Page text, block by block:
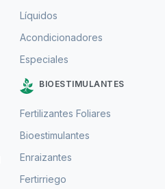
Líquidos
Acondicionadores
Especiales
BIOESTIMULANTES
Fertilizantes Foliares
Bioestimulantes
Enraizantes
Fertirriego